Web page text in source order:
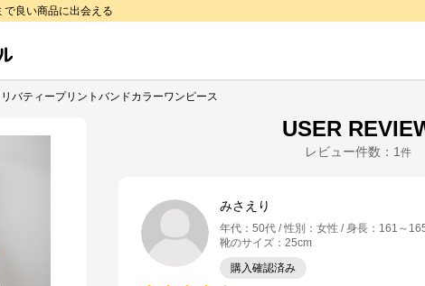
で良い商品に出会える
リバティープリントバンドカラーワンピース
USER
レビュー件数： 1 件
みさえり
年代 ： 50代 性別 ： 女性 身長 ： 161～
靴のサイズ ： 25cm
購入確認済み